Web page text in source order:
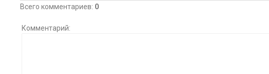
Всего комментариев: 0
Комментарий: